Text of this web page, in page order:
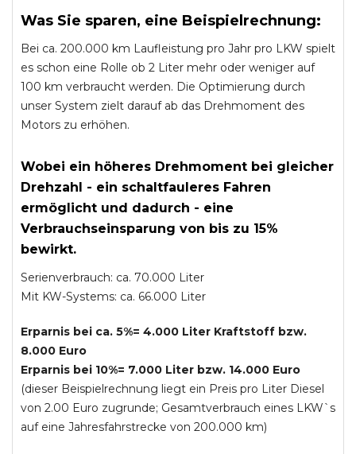
Was Sie sparen, eine Beispielrechnung:
Bei ca. 200.000 km Laufleistung pro Jahr pro LKW spielt
es schon eine Rolle ob 2 Liter mehr oder weniger auf
100 km verbraucht werden. Die Optimierung durch
unser System zielt darauf ab das Drehmoment des
Motors zu erhöhen.
Wobei ein höheres Drehmoment bei gleicher
Drehzahl - ein schaltfauleres Fahren
ermöglicht und dadurch - eine
Verbrauchseinsparung von bis zu 15%
bewirkt.
Serienverbrauch: ca. 70.000 Liter
Mit KW-Systems: ca. 66.000 Liter
Erparnis bei ca. 5%= 4.000 Liter Kraftstoff bzw.
8.000 Euro
Erparnis bei 10%= 7.000 Liter bzw. 14.000 Euro
(dieser Beispielrechnung liegt ein Preis pro Liter Diesel
von 2.00 Euro zugrunde; Gesamtverbrauch eines LKW`s
auf eine Jahresfahrstrecke von 200.000 km)